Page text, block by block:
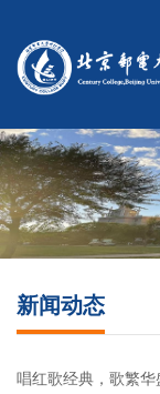
新闻动态
唱红歌经典，歌繁